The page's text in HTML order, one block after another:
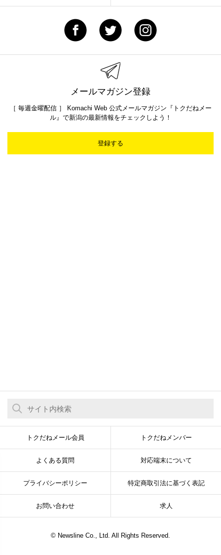
メールマガジン登録
［ 毎週金曜配信 ］ Komachi Web 公式メールマガジン『トクだねメー
ル』で新潟の最新情報をチェックしよう！
登録する
トクだねメール会員 トクだねメンバー
よくある質問 対応端末について
プライバシーポリシー 特定商取引法に基づく表記
お問い合わせ 求人
© Newsline Co., Ltd. All Rights Reserved.